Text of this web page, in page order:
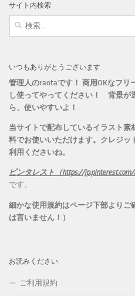
ー
サイト内検索
検
いつもありがとうございます
管理人のraotaです！ 商用OKなフリ
し使ってやってください！ 背景が
ら、 使いやすいよ！
当サイトで配布しているイラスト
料でお使いいただけます。 クレジッ
利用くださいね。
ピンタレスト（https://jp.pinterest.com/
です。
細かな使用規約はページ下部よりご
は言いません！）
お読みください
ご利用規約